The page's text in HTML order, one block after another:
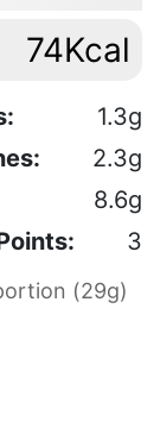
74Kcal
1.3g
2.3g
8.6g
3
(29g)